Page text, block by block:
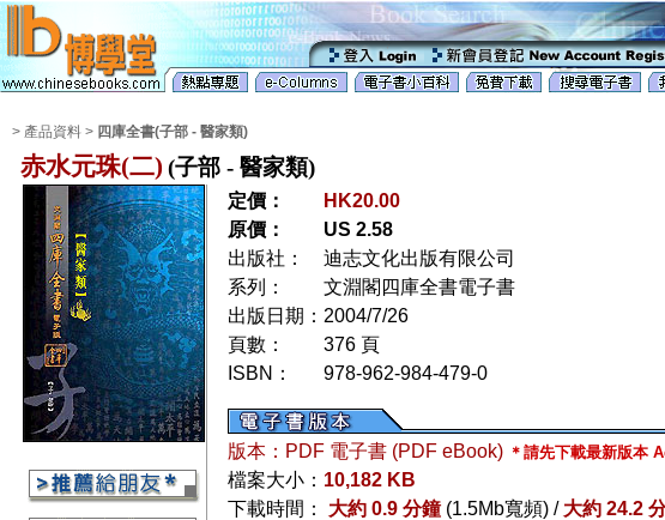
> 產品資料 > 四庫全書(子部 - 醫家類)
赤水元珠(二) (子部 - 醫家類)
定價：
HK20.00
原價：
US 2.58
出版社：
迪志文化出版有限公司
系列：
文淵閣四庫全書電子書
出版日期： 2004/7/26
頁數：
376 頁
ISBN：
978-962-984-479-0
版本：PDF 電子書 (PDF eBook) ＊請先下載最新版本
檔案大小： 10,182 KB
下載時間：
大約 0.9 分鐘 (1.5Mb寬頻) / 大約 24.2